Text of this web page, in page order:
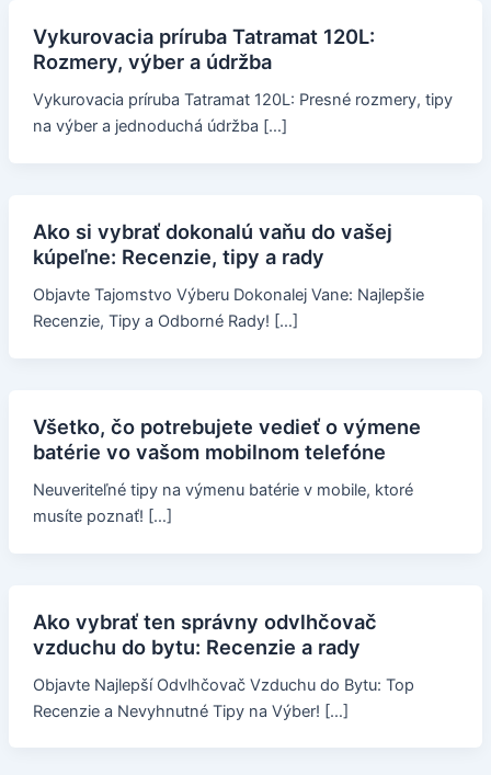
Vykurovacia príruba Tatramat 120L:
Rozmery, výber a údržba
Vykurovacia príruba Tatramat 120L: Presné rozmery, tipy
na výber a jednoduchá údržba […]
Ako si vybrať dokonalú vaňu do vašej
kúpeľne: Recenzie, tipy a rady
Objavte Tajomstvo Výberu Dokonalej Vane: Najlepšie
Recenzie, Tipy a Odborné Rady! […]
Všetko, čo potrebujete vedieť o výmene
batérie vo vašom mobilnom telefóne
Neuveriteľné tipy na výmenu batérie v mobile, ktoré
musíte poznať! […]
Ako vybrať ten správny odvlhčovač
vzduchu do bytu: Recenzie a rady
Objavte Najlepší Odvlhčovač Vzduchu do Bytu: Top
Recenzie a Nevyhnutné Tipy na Výber! […]